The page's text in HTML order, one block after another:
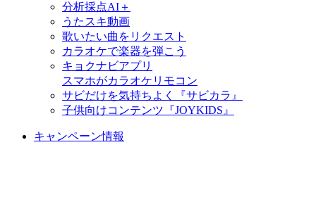
分析採点AI＋
うたスキ動画
歌いたい曲をリクエスト
カラオケで楽器を弾こう
キョクナビアプリ
スマホがカラオケリモコン
サビだけを気持ちよく『サビカラ』
子供向けコンテンツ『JOYKIDS』
キャンペーン情報